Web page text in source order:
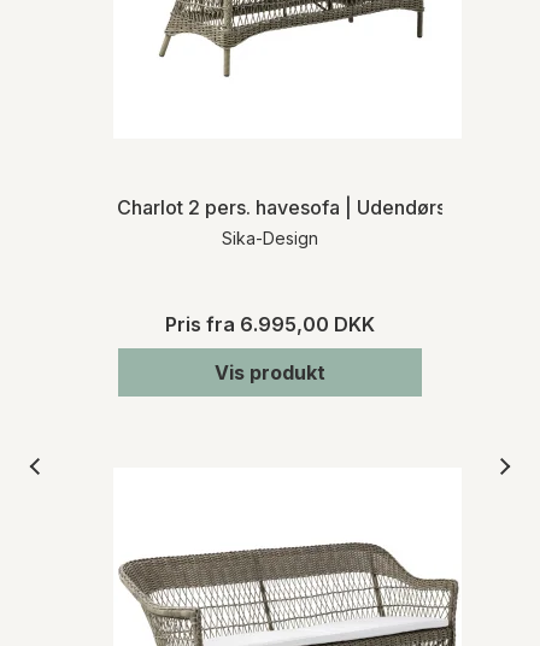
Charlot 2 pers. havesofa | Udendørs
Sika-Design
Pris fra 6.995,00 DKK
Vis produkt